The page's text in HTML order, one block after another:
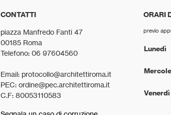
CONTATTI
piazza Manfredo Fanti 47
00185 Roma
Telefono: 06 97604560
Email: protocollo@architettiroma.it
PEC: ordine@pec.architettiroma.it
C.F: 80053110583
ORARI
previo
Lunedì
Venerdì